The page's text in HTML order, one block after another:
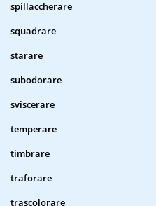
spillaccherare
squadrare
starare
subodorare
sviscerare
temperare
timbrare
traforare
trascolorare